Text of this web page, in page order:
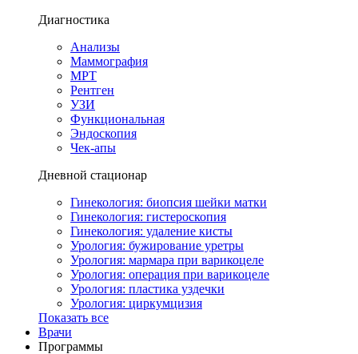
Диагностика
Анализы
Маммография
МРТ
Рентген
УЗИ
Функциональная
Эндоскопия
Чек-апы
Дневной стационар
Гинекология: биопсия шейки матки
Гинекология: гистероскопия
Гинекология: удаление кисты
Урология: бужирование уретры
Урология: мармара при варикоцеле
Урология: операция при варикоцеле
Урология: пластика уздечки
Урология: циркумцизия
Показать все
Врачи
Программы